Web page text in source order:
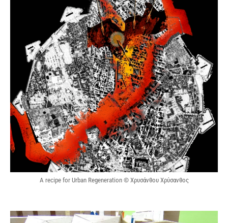
A recipe for Urban Regeneration © Χρυσάνθου Χρύσανθος